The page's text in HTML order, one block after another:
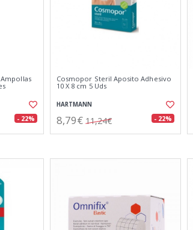
- 22%
Cosmopor Steril Aposito Adhesivo
10 X 8 cm 5 Uds
HARTMANN
8,79€ 11,24€ - 22%